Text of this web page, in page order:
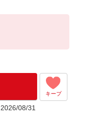
にご相談下さい
00 30,000円〜
00 80,000円以上
キープ
08/31